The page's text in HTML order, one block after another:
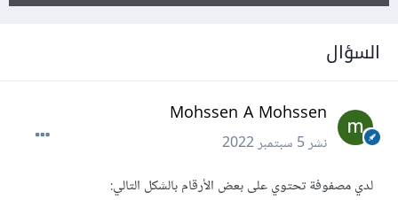
السؤال
Mohssen A Mohssen
نشر5 سبتمبر 2022
لدي مصفوفة تحتوي على بعض الأرقام بالشكل التالي: